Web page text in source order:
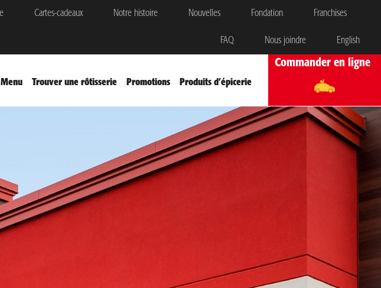
Cartes-cadeaux Notre histoire Nouvelles Fondation Franchises
FAQ Nous joindre English
Menu Trouver une rôtisserie Promotions Produits d’épicerie
Commander en ligne